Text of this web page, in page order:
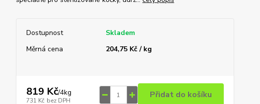
Dostupnost
Skladem
Měrná cena
204,75 Kč / kg
819 Kč/4kg
731 Kč bez DPH
Přidat do košíku